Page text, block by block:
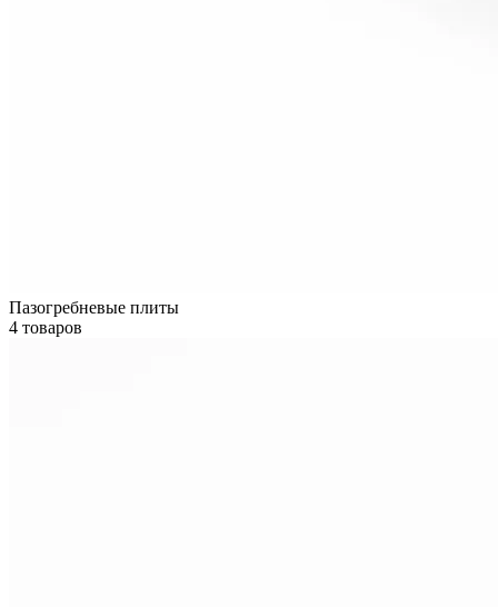
Пазогребневые плиты
4 товаров